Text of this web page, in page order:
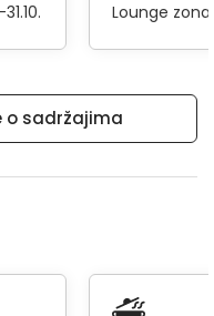
Lounge zona
o sadržajima